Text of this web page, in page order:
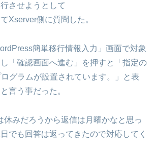
させようとして
Xserver側に質問した。
簡単移行情報入力」画面で対象
「確認画面へ進む」を押すと「指定の
グラムが設置されています。」と表
言う事だった。
休みだろうから返信は月曜かなと思っ
でも回答は返ってきたので対応してく